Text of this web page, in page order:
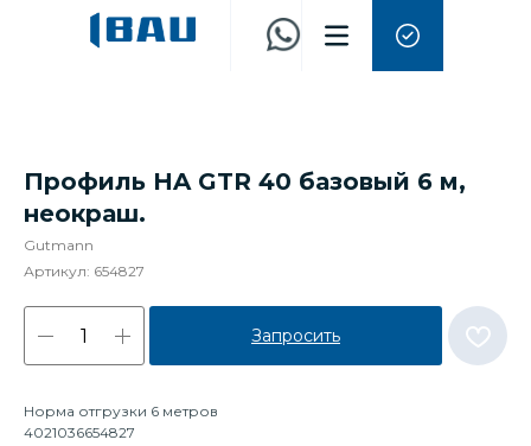
Профиль HA GTR 40 базовый 6 м,
неокраш.
Gutmann
Артикул: 654827
Запросить
Норма отгрузки 6 метров
4021036654827